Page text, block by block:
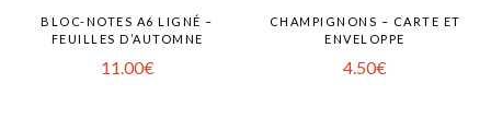
BLOC-NOTES A6 LIGNÉ –
FEUILLES D’AUTOMNE
11.00€
CHAMPIGNONS – CARTE ET
ENVELOPPE
4.50€